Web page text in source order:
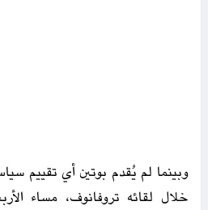
وبينما لم يُقدم بوتين أي تقييم
خلال لقائه تروفانوف، مساء